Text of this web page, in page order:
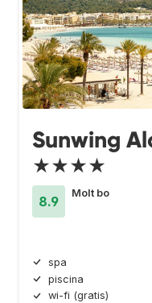
Sunwing
★★★★
8.9
Molt bo
spa
piscina
wi-fi (gratis)